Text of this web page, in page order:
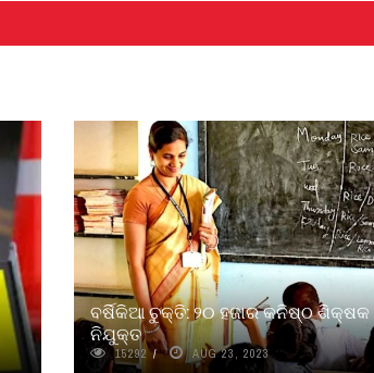
ବର୍ଷିକିଆ ଚୁକ୍ତି: ୨୦ ହଜାର କନିଷ୍ଠ ଶିକ୍ଷକ
ନିଯୁକ୍ତ
15292 AUG 23, 2023